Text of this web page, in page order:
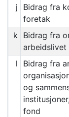
j
Bidrag fra
foretak
k Bidrag fra
arbeidslivet
l
Bidrag fra
og
fond